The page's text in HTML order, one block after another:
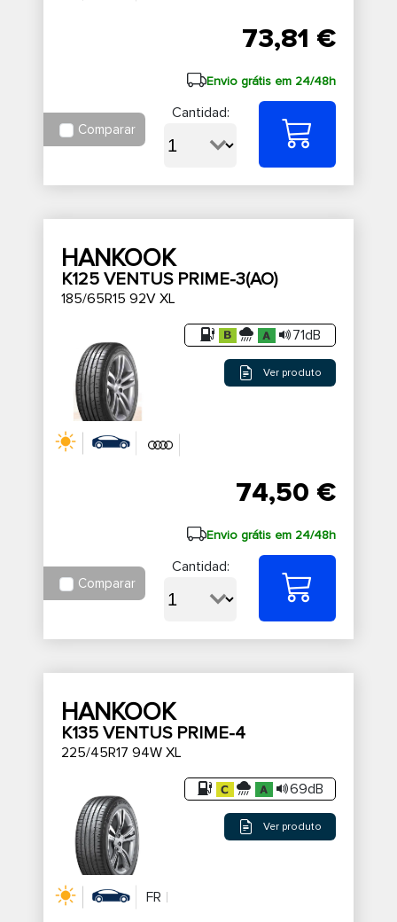
73,81 €
Envio grátis em 24/48h
Comparar
Cantidad:
HANKOOK
K125 VENTUS PRIME-3(AO)
185/65R15 92V XL
71dB
Ver produto
74,50 €
Envio grátis em 24/48h
Comparar
Cantidad:
HANKOOK
K135 VENTUS PRIME-4
225/45R17 94W XL
69dB
Ver produto
FR